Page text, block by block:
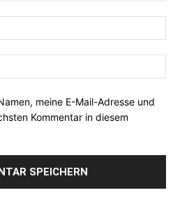
meine E-Mail-Adresse und
Kommentar in diesem